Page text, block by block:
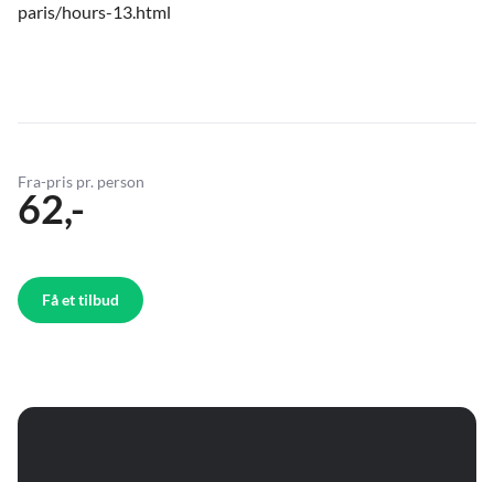
paris/hours-13.html
Fra-pris pr. person
62,-
Få et tilbud